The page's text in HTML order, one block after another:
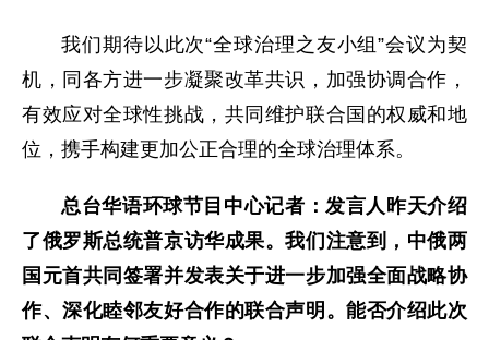
我们期待以此次“全球治理之友小组”会议为契
机，同各方进一步凝聚改革共识，加强协调合作，
有效应对全球性挑战，共同维护联合国的权威和地
位，携手构建更加公正合理的全球治理体系。
总台华语环球节目中心记者：发言人昨天介绍
了俄罗斯总统普京访华成果。我们注意到，中俄两
国元首共同签署并发表关于进一步加强全面战略协
作、深化睦邻友好合作的联合声明。能否介绍此次